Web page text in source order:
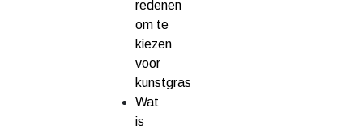
redenen
om te
kiezen
voor
kunstgras
Wat
is